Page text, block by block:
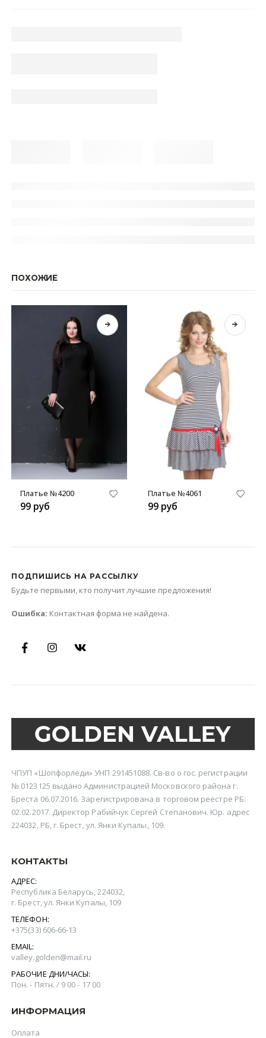
ПОХОЖИЕ
Этот товар имеет несколько вариаций. Опции можно выбрать на странице товара.
Платье №4200
99 руб
Платье №4061
99 руб
ПОДПИШИСЬ НА РАССЫЛКУ
Будьте первыми, кто получит лучшие предложения!
Ошибка: Контактная форма не найдена.
ЧПУП «Шопфорледи» УНП 291451088. Св-во о гос. регистрации
№ 0123125 выдано Администрацией Московского района г.
Бреста 06.07.2016. Зарегистрирована в торговом реестре РБ:
02.02.2017. Директор Рабийчук Сергей Степанович. Юр. адрес
224032, РБ, г. Брест, ул. Янки Купалы, 109.
КОНТАКТЫ
АДРЕС:
Республика Беларусь, 224032,
г. Брест, ул. Янки Купалы, 109
ТЕЛЕФОН:
+375(‎33) 606-66-13
EMAIL:
valley.golden@mail.ru
РАБОЧИЕ ДНИ/ЧАСЫ:
Пон. - Пятн. / 9 00 - 17 00
ИНФОРМАЦИЯ
Оплата